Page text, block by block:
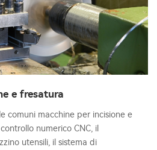
e fresatura
comuni macchine per incisione e
numerico CNC, il
utensili, il sistema di